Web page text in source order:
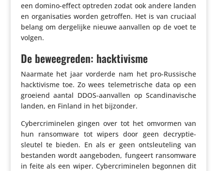
een domino-effect optreden zodat ook andere landen
en orga­ni­sa­ties worden getroffen. Het is van cruciaal
belang om derge­lijke nieuwe aanvallen op de voet te
volgen.
De beweegreden: hacktivisme
Naarmate het jaar vorderde nam het pro-Russische
hack­ti­visme toe. Zo wees tele­me­tri­sche data op een
groeiend aantal DDOS-aanvallen op Scan­di­na­vi­sche
landen, en Finland in het bijzonder.
Cyber­cri­mi­nelen gingen over tot het omvormen van
hun ransom­ware tot wipers door geen decryp­tie­
sleutel te bieden. En als er geen ontsleu­te­ling van
bestanden wordt aange­boden, fungeert ransom­ware
in feite als een wiper. Cyber­cri­mi­nelen begonnen dit